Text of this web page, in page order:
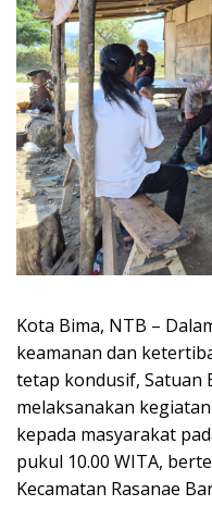
Kota Bima, NTB –
keamanan dan
tetap kondusif, Satuan
melaksanakan
kepada masyarakat
pukul 10.00 WITA,
Kecamatan Rasanae